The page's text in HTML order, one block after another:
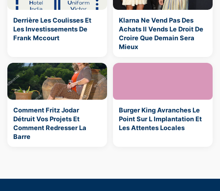
Derrière Les Coulisses Et
Les Investissements De
Frank Mccourt
Klarna Ne Vend Pas Des
Achats Il Vends Le Droit De
Croire Que Demain Sera
Mieux
Comment Fritz Jodar
Détruit Vos Projets Et
Comment Redresser La
Barre
Burger King Avranches Le
Point Sur L Implantation Et
Les Attentes Locales